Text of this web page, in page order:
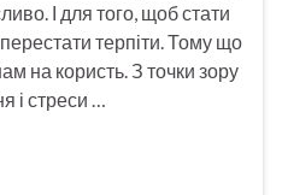
І для того, щоб стати
терпіти. Тому що
на користь. З точки зору
і стреси …